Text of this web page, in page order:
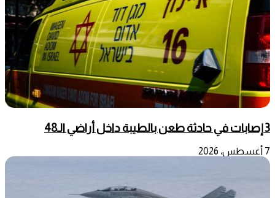
3 إصابات في حادثة طعن بالطيبة داخل أراضي الـ48
7 أغسطس، 2026